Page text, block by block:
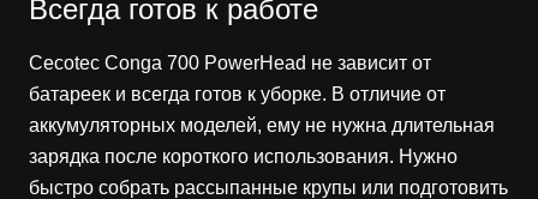
Всегда готов к работе
Cecotec Conga 700 PowerHead не зависит от
батареек и всегда готов к уборке. В отличие от
аккумуляторных моделей, ему не нужна длительная
зарядка после короткого использования. Нужно
быстро собрать рассыпанные крупы или подготовить